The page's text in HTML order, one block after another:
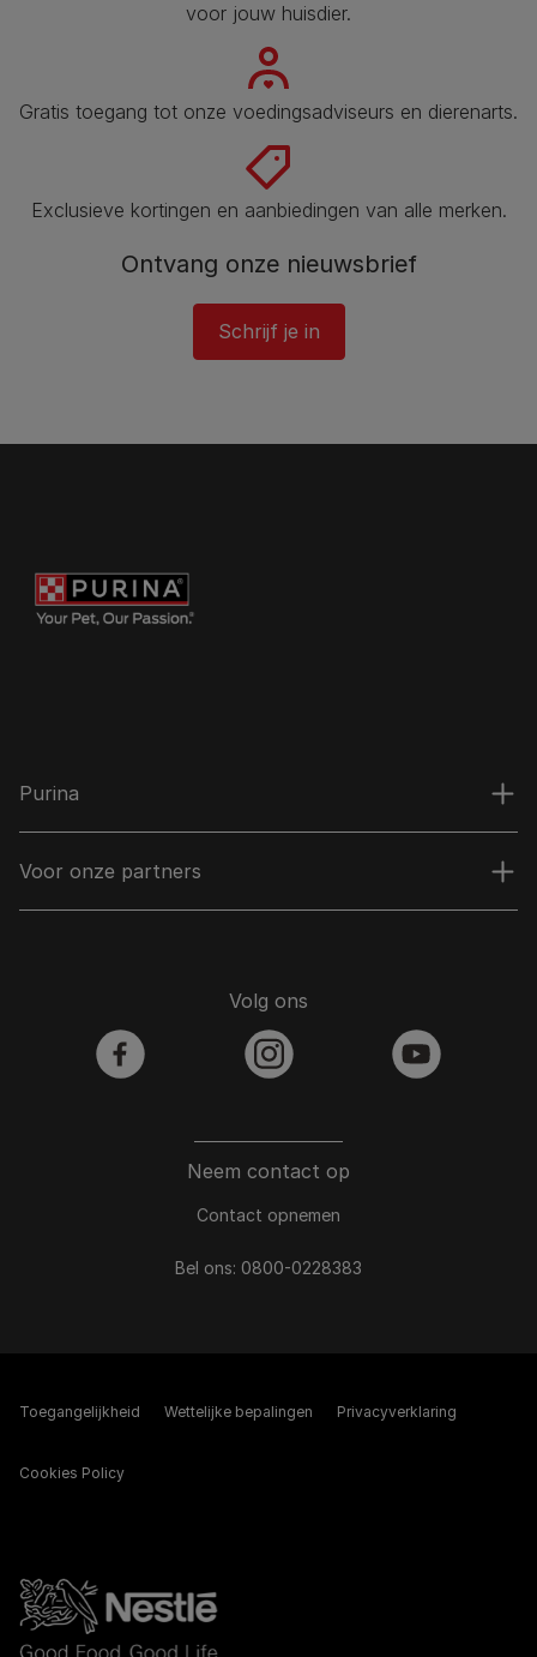
voor jouw huisdier​.
Gratis toegang tot onze voedingsadviseurs en dierenarts​.
Exclusieve kortingen en aanbiedingen van alle merken.
Ontvang onze nieuwsbrief
Schrijf je in
Purina
Voor onze partners
Neem contact op
Contact opnemen
Bel ons: 0800-0228383
Volg ons
facebook instagram youtube
Toegangelijkheid Wettelijke bepalingen​ Privacyverklaring
Cookies Policy